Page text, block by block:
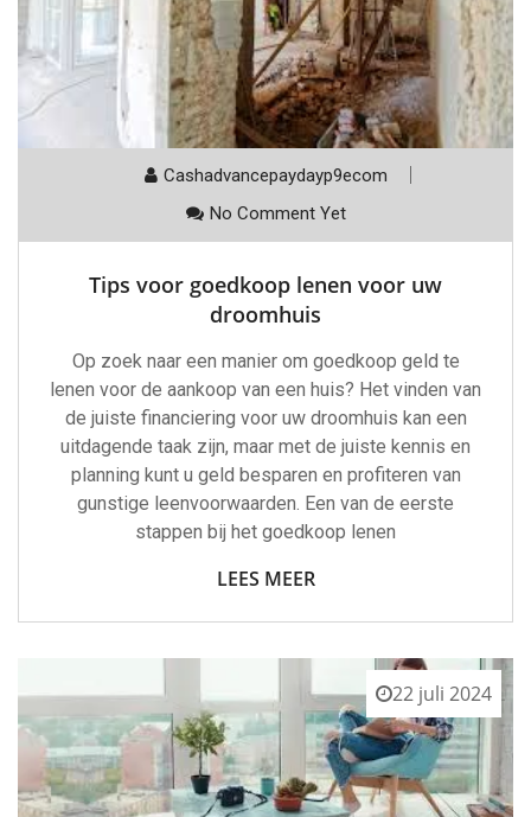
Cashadvancepaydayp9ecom
No Comment Yet
Tips voor goedkoop lenen voor uw
droomhuis
Op zoek naar een manier om goedkoop geld te
lenen voor de aankoop van een huis? Het vinden van
de juiste financiering voor uw droomhuis kan een
uitdagende taak zijn, maar met de juiste kennis en
planning kunt u geld besparen en profiteren van
gunstige leenvoorwaarden. Een van de eerste
stappen bij het goedkoop lenen
LEES MEER
22 juli 2024